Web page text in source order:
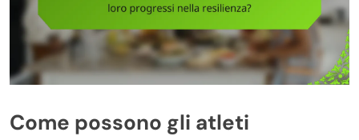
Come possono gli atleti